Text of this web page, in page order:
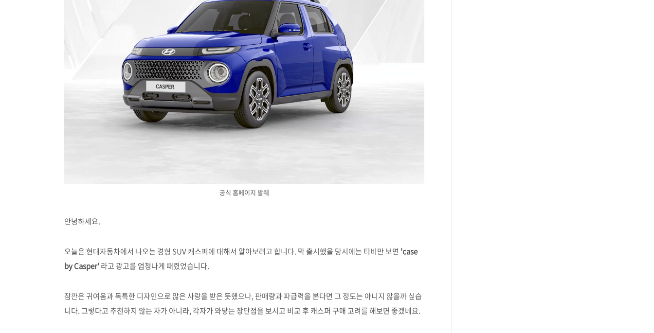
공식 홈페이지 발췌
안녕하세요.
오늘은 현대자동차에서 나오는 경형 SUV 캐스퍼에 대해서 알아보려고 합니다. 막 출시했을 당시에는 티비만 보면 'case
by Casper'라고 광고를 엄청나게 때렸었습니다.
잠깐은 귀여움과 독특한 디자인으로 많은 사랑을 받은 듯했으나, 판매량과 파급력을 본다면 그 정도는 아니지 않을까 싶습
니다. 그렇다고 추천하지 않는 차가 아니라, 각자가 와닿는 장단점을 보시고 비교 후 캐스퍼 구매 고려를 해보면 좋겠네요.